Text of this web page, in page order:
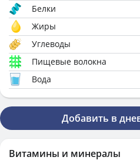
Белки
Жиры
Углеводы
Пищевые волокна
Вода
Добавить в
Витамины и минералы